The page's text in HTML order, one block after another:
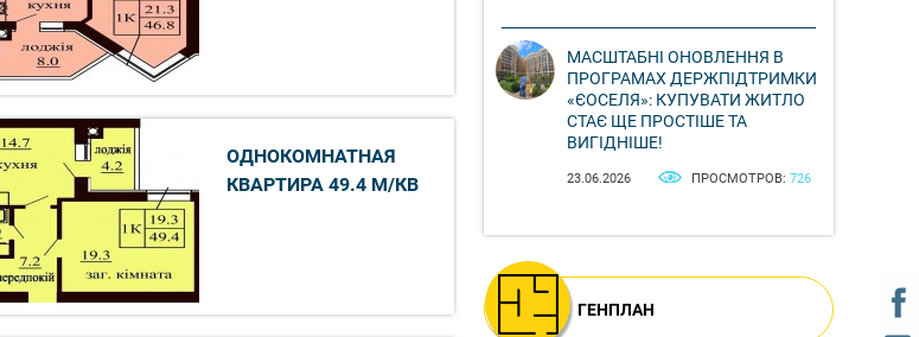
ОДНОКОМНАТНАЯ
КВАРТИРА 49.4 М/КВ
МАСШТАБНІ ОНОВЛЕННЯ В
ПРОГРАМАХ ДЕРЖПІДТРИМКИ
«ЄОСЕЛЯ»: КУПУВАТИ ЖИТЛО
СТАЄ ЩЕ ПРОСТІШЕ ТА
ВИГІДНІШЕ!
23.06.2026 ПРОСМОТРОВ: 726
ГЕНПЛАН